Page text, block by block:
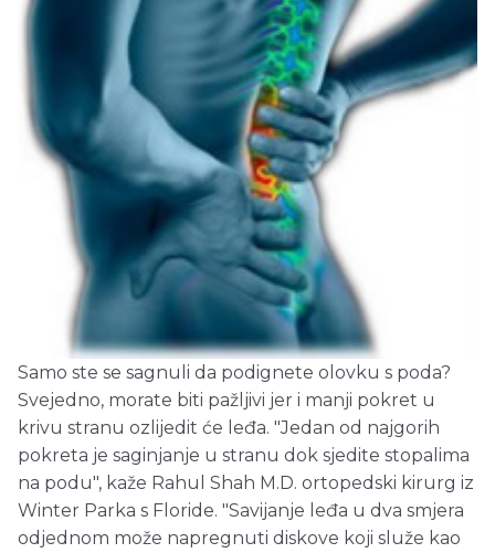
Samo ste se sagnuli da podignete olovku s poda?
Svejedno, morate biti pažljivi jer i manji pokret u
krivu stranu ozlijedit će leđa. "Jedan od najgorih
pokreta je saginjanje u stranu dok sjedite stopalima
na podu", kaže Rahul Shah M.D. ortopedski kirurg iz
Winter Parka s Floride. "Savijanje leđa u dva smjera
odjednom može napregnuti diskove koji služe kao